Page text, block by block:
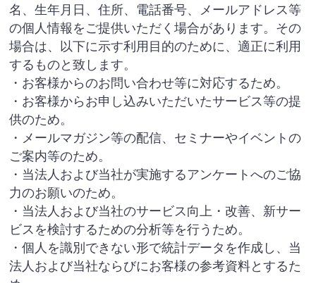
名、生年月日、住所、電話番号、メールアドレス等
の個人情報をご提供いただく場合があります。その
場合は、以下に示す利用目的のために、適正に利用
するものと致します。
・お客様からのお問い合わせ等に対応するため。
・お客様からお申し込みいただいたサービス等の提
供のため。
・メールマガジン等の配信、セミナーやイベントの
ご案内等のため。
・当法人および当社が実施するアンケートへのご協
力のお願いのため。
・当法人および当社のサービス向上・改善、新サー
ビスを検討するための分析等を行うため。
・個人を識別できない形で統計データを作成し、当
法人および当社ならびにお客様の参考資料とするた